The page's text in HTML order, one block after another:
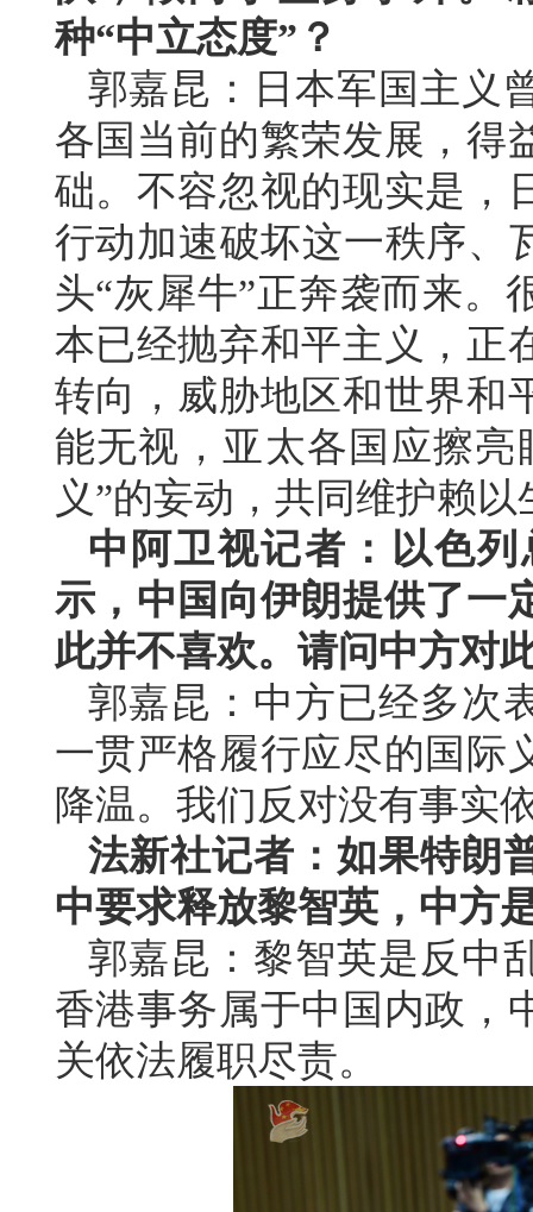
种“中立态度”？
郭嘉昆：日本军国主义
各国当前的繁荣发展，得
础。不容忽视的现实是，
行动加速破坏这一秩序、
头“灰犀牛”正奔袭而来。
本已经抛弃和平主义，正
转向，威胁地区和世界和
能无视，亚太各国应擦
义”的妄动，共同维护赖
中阿卫视记者：以色
示，中国向伊朗提供了一
此并不喜欢。请问中方对
郭嘉昆：中方已经多次
一贯严格履行应尽的国际
降温。我们反对没有事实
法新社记者：如果特朗
中要求释放黎智英，中方
郭嘉昆：黎智英是反中
香港事务属于中国内政，
关依法履职尽责。